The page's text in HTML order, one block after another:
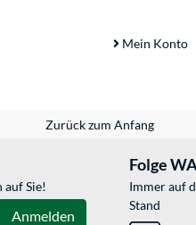
Mein Konto
Zurück zum Anfang
Sie!
Anmelden
Folge
Immer auf
Stand